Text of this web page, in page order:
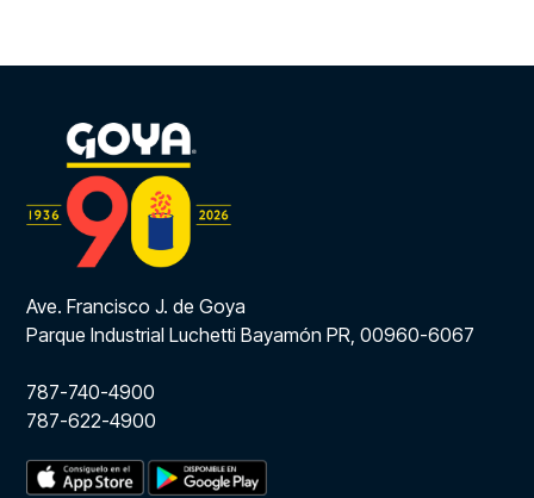
Ave. Francisco J. de Goya
Parque Industrial Luchetti Bayamón PR, 00960-6067
787-740-4900
787-622-4900